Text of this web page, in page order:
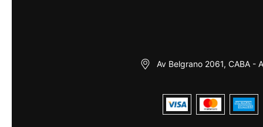
Av Belgrano 2061, CABA -